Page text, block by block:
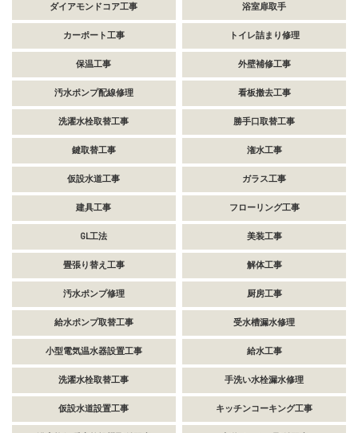
ダイアモンドコア工事 浴室扉取手
カーポート工事 トイレ詰まり修理
保温工事 外壁補修工事
汚水ポンプ配線修理 看板撤去工事
洗濯水栓取替工事 勝手口取替工事
鍵取替工事 潅水工事
仮設水道工事 ガラス工事
建具工事 フローリング工事
GL工法 美装工事
畳張り替え工事 解体工事
汚水ポンプ修理 厨房工事
給水ポンプ取替工事 受水槽漏水修理
小型電気温水器設置工事 給水工事
洗濯水栓取替工事 手洗い水栓漏水修理
仮設水道設置工事 キッチンコーキング工事